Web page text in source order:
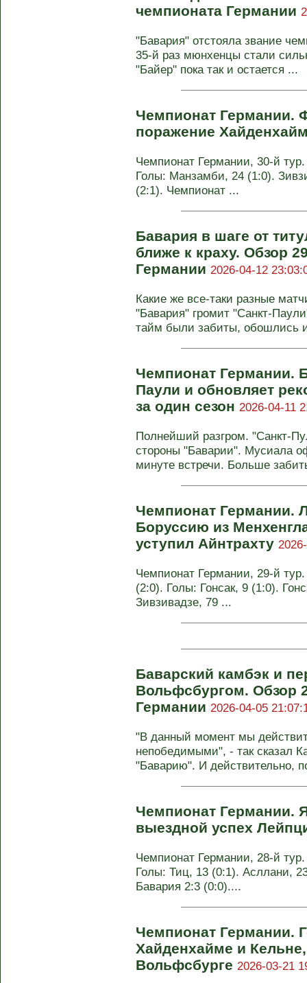
чемпионата Германии
"Бавария" отстояла звание
35-й раз мюнхенцы стали
"Байер" пока так и остается ...
Чемпионат Германии.
поражение
Чемпионат Германии, 30-й
Голы: Манзамби, 24 (1:0).
(2:1). Чемпионат ...
Бавария в шаге от
ближе к краху. Обзор
Германии 2026-04-12
Какие же все-таки разные
"Бавария" громит "Санкт-
тайм были забиты, обошлись
Чемпионат Германии.
Паули и обновляет
за один сезон 2026-04-11
Полнейший разгром. "Санкт-
стороны "Баварии". Мусиала
минуте встречи. Больше
Чемпионат Германии.
Боруссию из
уступил Айнтрахту
Чемпионат Германии, 29-й
(2:0). Голы: Гонсак, 9 (1:0).
Зивзивадзе, 79 ...
Баварский камбэк и
Вольфсбургом. Обзор
Германии 2026-04-05
"В данный момент мы
непобедимыми", - так сказал
"Баварию". И действительно,
Чемпионат Германии.
выездной успех
Чемпионат Германии, 28-й
Голы: Тиц, 13 (0:1). Асллани,
Бавария 2:3 (0:0)....
Чемпионат Германии.
Хайденхайме и
Вольфсбурге 2026-03-21